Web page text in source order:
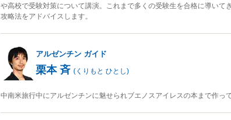
や高校で受験対策について講演。これまで多くの受験生を合格に導いて
攻略法をアドバイスします。
アルゼンチン ガイド
栗本 斉 ( くりもと ひとし)
中南米旅行中にアルゼンチンに魅せられブエノスアイレスの本まで作っ